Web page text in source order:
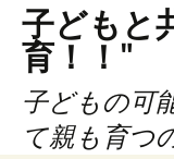
子ども
育！！"
子どもの可
て親も育つ